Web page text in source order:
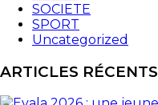
SOCIETE
SPORT
Uncategorized
ARTICLES RÉCENTS